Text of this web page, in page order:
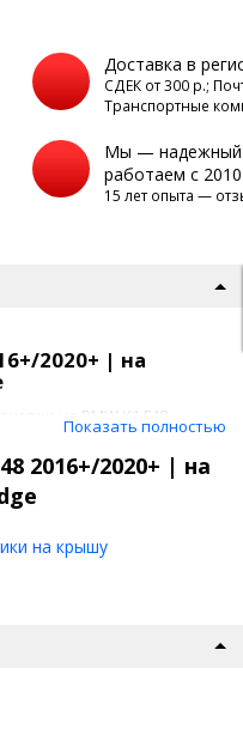
Доставка в
СДЕК от 300 р.;
Транспортные
Мы — надежный
работаем с 2010
15 лет опыта —
2020+ | на
на BMW X1 F48
местами на крыше.
созданный
делают езду с данным
Показать полностью
2016+/2020+ | на
на крышу